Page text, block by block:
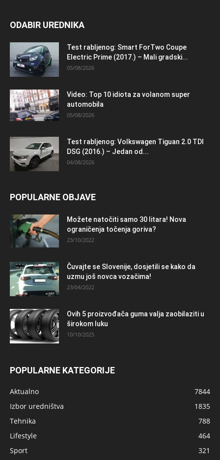
ODABIR UREDNIKA
Test rabljenog: Smart ForTwo Coupe
Electric Prime (2017.) – Mali gradski...
05/08/2026
Video: Top 10 idiota za volanom super
automobila
05/08/2026
Test rabljenog: Volkswagen Tiguan 2.0 TDI
DSG (2016.) – Jedan od...
04/08/2026
POPULARNE OBJAVE
Možete natočiti samo 30 litara! Nova
ograničenja točenja goriva?
23/10/2022
Čuvajte se Slovenije, dosjetili se kako da
uzmu još novca vozačima!
23/04/2022
Ovih 5 proizvođača guma valja zaobilaziti u
širokom luku
10/10/2025
POPULARNE KATEGORIJE
Aktualno
7844
Izbor uredništva
1835
Tehnika
788
Lifestyle
464
Sport
321